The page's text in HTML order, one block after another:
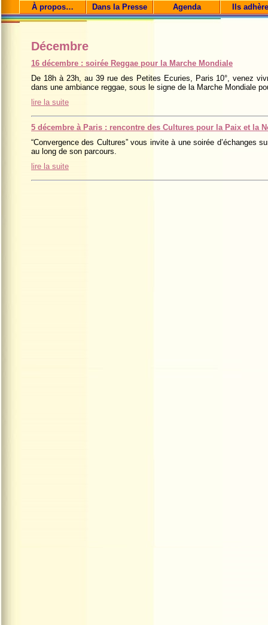
À propos… Dans la Presse Agenda Ils
Décembre
16 décembre : soirée Reggae pour la Marche Mondiale
De 18h à 23h, au 39 rue des Petites Ecuries, Paris 10°, venez
dans une ambiance reggae, sous le signe de la Marche Mondiale
lire la suite
5 décembre à Paris : rencontre des Cultures pour la Paix et la
“Convergence des Cultures” vous invite à une soirée d’échanges
au long de son parcours.
lire la suite